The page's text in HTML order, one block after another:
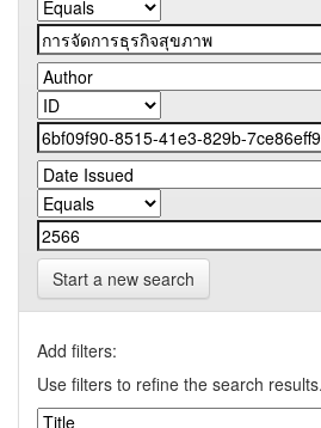
Start a new search
Add filters:
Use filters to refine the search results.